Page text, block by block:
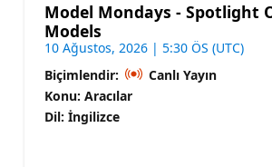
Model Mondays - Spotlight
Models
10 Ağustos, 2026 | 5:30 ÖS (UTC)
Biçimlendir:
Canlı Yayın
Konu: Aracılar
Dil: İngilizce